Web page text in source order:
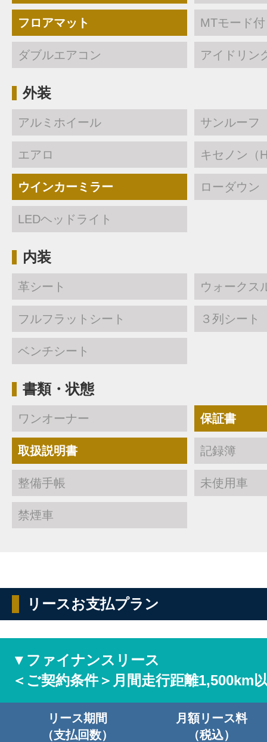
フロアマット MTモード
ダブルエアコン アイドリン
外装
アルミホイール サンルーフ
エアロ キセノン（
ウインカーミラー ローダウン
LEDヘッドライト
内装
革シート ウォークス
フルフラットシート ３列シート
ベンチシート
書類・状態
ワンオーナー 保証書
取扱説明書 記録簿
整備手帳 未使用車
禁煙車
リースお支払プラン
▼ファイナンスリース
＜ご契約条件＞月間走行距離1,500km
リース期間
（支払回数）
月額リース料
（税込）